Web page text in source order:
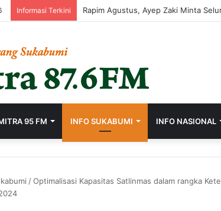
Informasi Terkini Rapim Agustus, Ayep Zaki Minta
95 FM INFO SUKABUMI INFO NASIONAL
/Optimalisasi Kapasitas Satlinmas dalam rangka